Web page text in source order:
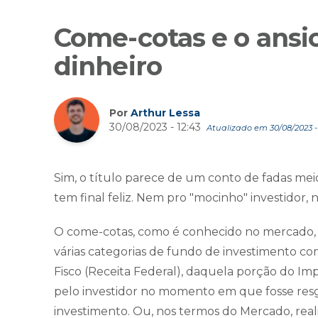
Come-cotas e o
dinheiro
Por Arthur Lessa
30/08/2023 - 12:43
Atualizado em 30/08/2023 -
Sim, o título parece de um conto de fadas
tem final feliz. Nem pro "mocinho" investidor,
O come-cotas, como é conhecido no
várias categorias de fundo de investimento
Fisco (Receita Federal), daquela porção do
pelo investidor no momento em que fosse
investimento. Ou, nos termos do Mercado,